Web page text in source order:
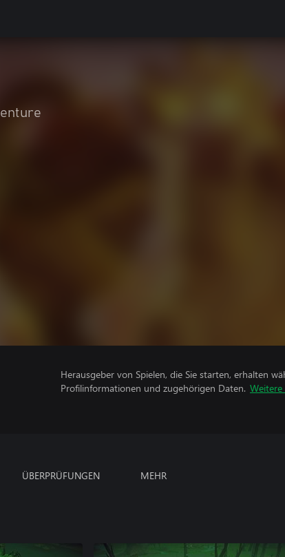
Herausgeber von Spielen, die Sie starten, erhalten
Profilinformationen und zugehörigen Daten.
ÜBERPRÜFUNGEN MEHR